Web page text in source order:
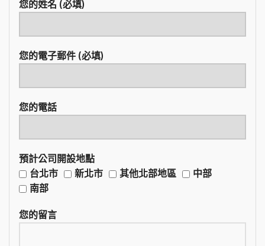
您的姓名 (必填)
您的電子郵件 (必填)
您的電話
預計公司開設地點
台北市
新北市 其他北部地區
中部
南部
您的留言